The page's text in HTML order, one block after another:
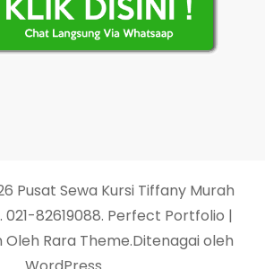
Pusat Sewa Kursi Tiffany Murah
82619088. Perfect Portfolio |
Oleh Rara Theme.Ditenagai oleh